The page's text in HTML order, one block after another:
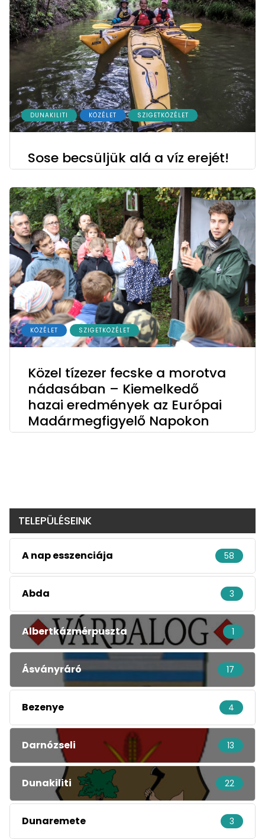
DUNAKILITI KÖZÉLET SZIGETKÖZÉLET
Sose becsüljük alá a víz erejét!
KÖZÉLET SZIGETKÖZÉLET
Közel tízezer fecske a morotva
nádasában – Kiemelkedő
hazai eredmények az Európai
Madármegfigyelő Napokon
TELEPÜLÉSEINK
A nap esszenciája 58
Abda 3
Albertkázmérpuszta 1
Ásványráró 17
Bezenye 4
Darnózseli 13
Dunakiliti 22
Dunaremete 3